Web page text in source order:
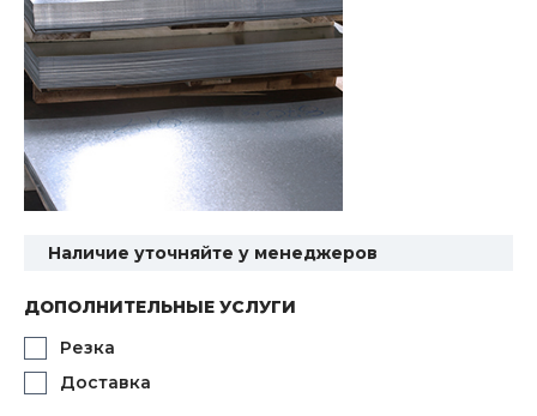
Наличие уточняйте у менеджеров
ДОПОЛНИТЕЛЬНЫЕ УСЛУГИ
Резка
Доставка